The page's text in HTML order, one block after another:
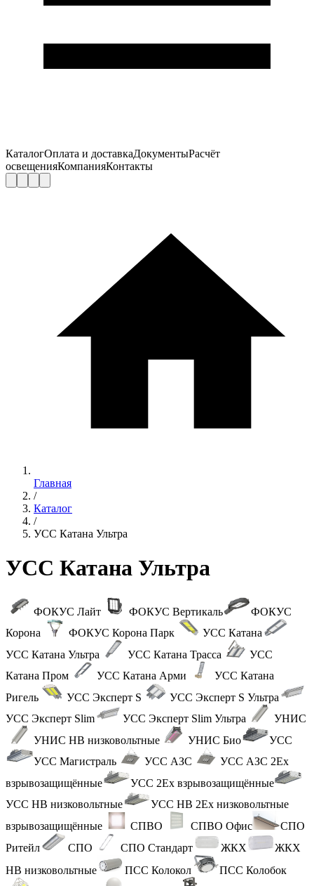
КаталогОплата и доставкаДокументыРасчёт
освещенияКомпанияКонтакты
Главная
/
Каталог
/
УСС Катана Ультра
УСС Катана Ультра
ФОКУС Лайт ФОКУС Вертикаль
ФОКУС
Корона
ФОКУС Корона Парк
УСС Катана
УСС Катана Ультра
УСС Катана Трасса
УСС
Катана Пром
УСС Катана Арми
УСС Катана
Ригель
УСС Эксперт S
УСС Эксперт S Ультра
УСС Эксперт Slim
УСС Эксперт Slim Ультра
УНИС
УНИС НВ низковольтные
УНИС Био
УСС
УСС Магистраль
УСС АЗС
УСС АЗС 2Ex
взрывозащищённые
УСС 2Ex взрывозащищённые
УСС НВ низковольтные
УСС НВ 2Ex низковольтные
взрывозащищённые
СПВО СПВО Офис
СПО
Ритейл
СПО СПО Стандарт ЖКХ
ЖКХ
НВ низковольтные
ПСС Колокол
ПСС Колобок